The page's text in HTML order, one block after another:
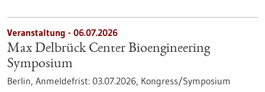
Veranstaltung - 06.07.2026
Max Delbrück Center Bioengineering
Symposium
Berlin, Anmeldefrist: 03.07.2026, Kongress/Symposium